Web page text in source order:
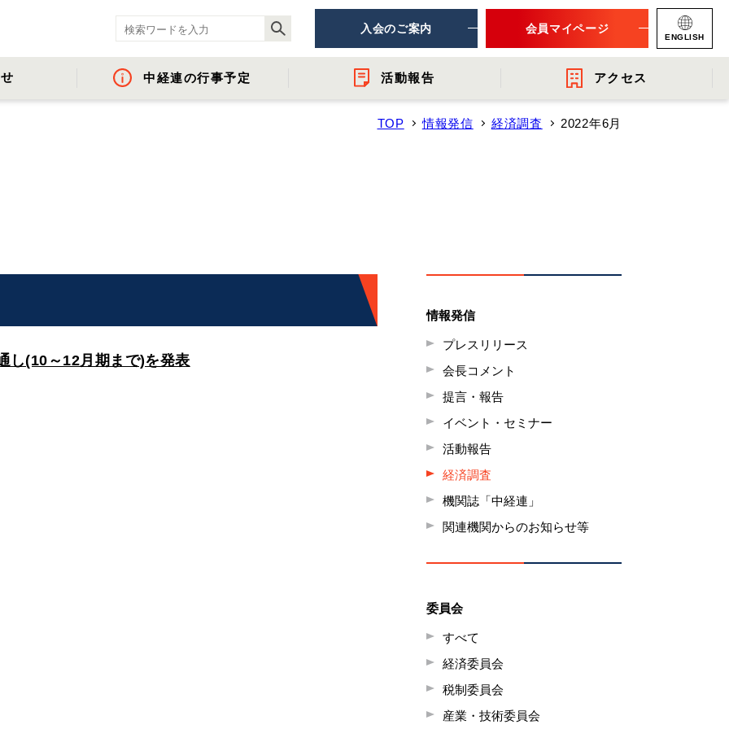
入会のご案内 会員マイページ
ENGLISH
- 組織概要・関連団体
- 会員一覧
- イベント・セミナー - 関連機関からのお知らせ
中経連の行事予定 活動報告
- 提言・報告
アクセス
TOP 情報発信 経済調査 2022年6月
し(10～12月期まで)を発表
情報発信
プレスリリース
会長コメント
提言・報告
イベント・セミナー
活動報告
経済調査
機関誌「中経連」
関連機関からのお知らせ等
委員会
すべて
経済委員会
税制委員会
産業・技術委員会